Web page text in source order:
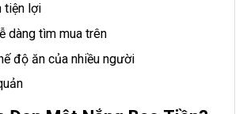
tiện lợi
dàng tìm mua trên
độ ăn của nhiều người